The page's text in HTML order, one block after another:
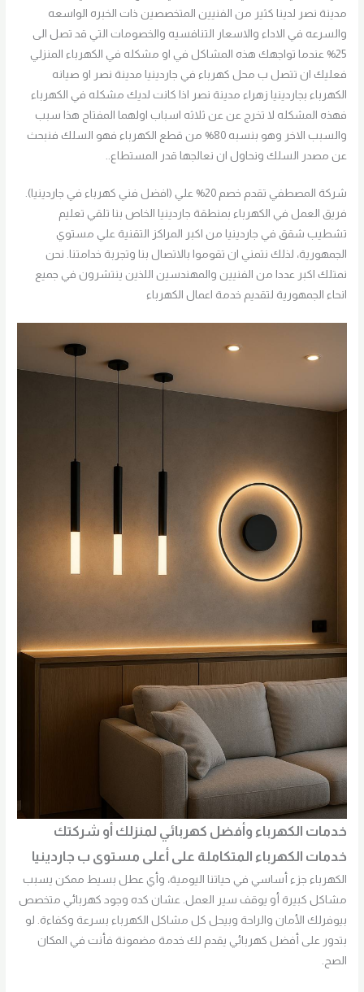
مدينة نصر لدينا كثير من الفنيين المتخصصين ذات الخبره الواسعه
والسرعه في الاداء والاسعار التنافسيه والخصومات التي قد تصل الى
25% عندما تواجهك هذه المشاكل في او مشكله في الكهرباء المنزلي
فعليك ان تتصل ب محل كهرباء في جاردينيا مدينة نصر او صيانه
الكهرباء بجاردينيا زهراء مدينة نصر اذا كانت لديك مشكله في الكهرباء
فهذه المشكله لا تخرج عن عن ثلاثه اسباب اولهما المفتاح هذا سبب
والسبب الاخر وهو بنسبه 80% من قطع الكهرباء فهو السلك فنبحث
عن مصدر السلك ونحاول ان نعالجها قدر المستطاع..
شركة المصطفي تقدم خصم 20% علي (افضل فني كهرباء في جاردينيا).
فريق العمل في الكهرباء بمنطقة جاردينيا الخاص بنا تلقي تعليم
تشطيب شقق في جاردينيا من اكبر المراكز التقنية علي مستوي
الجمهورية، لذلك نتمني ان تقوموا بالاتصال بنا وتجربة خدامتنا. نحن
نمتلك اكبر عددا من الفنيين والمهندسين اللذين ينتشرون في جميع
انحاء الجمهورية لتقديم خدمة اعمال الكهرباء
خدمات الكهرباء وأفضل كهربائي لمنزلك أو شركتك
خدمات الكهرباء المتكاملة على أعلى مستوى ب جاردينيا
الكهرباء جزء أساسي في حياتنا اليومية، وأي عطل بسيط ممكن يسبب
مشاكل كبيرة أو يوقف سير العمل. عشان كده وجود كهربائي متخصص
بيوفرلك الأمان والراحة وبيحل كل مشاكل الكهرباء بسرعة وكفاءة. لو
بتدور على أفضل كهربائي يقدم لك خدمة مضمونة فأنت في المكان
الصح.